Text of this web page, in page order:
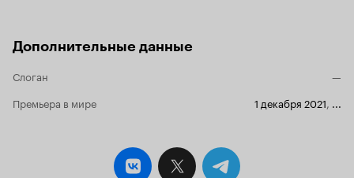
Дополнительные данные
Слоган
—
Премьера в мире
1 декабря 2021